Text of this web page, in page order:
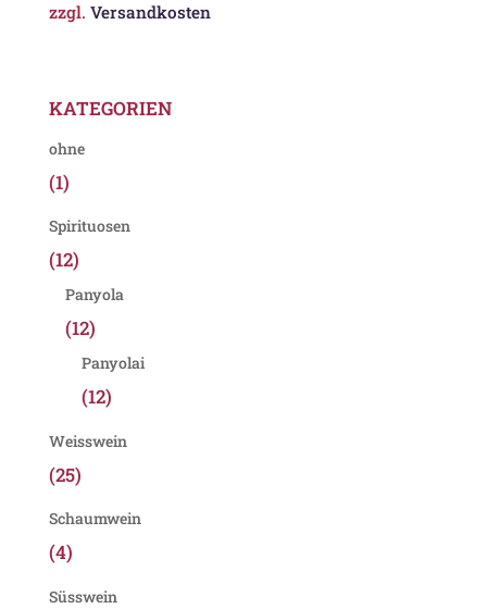
zzgl. Versandkosten
KATEGORIEN
ohne
(1)
Spirituosen
(12)
Panyola
(12)
Panyolai
(12)
Weisswein
(25)
Schaumwein
(4)
Süsswein